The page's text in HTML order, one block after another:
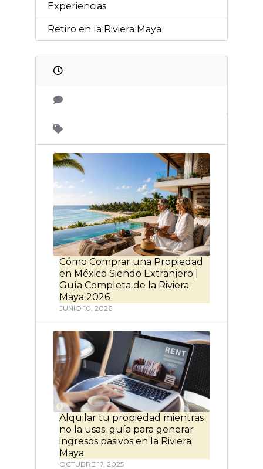
Experiencias
Retiro en la Riviera Maya
Cómo Comprar una Propiedad
en México Siendo Extranjero |
Guía Completa de la Riviera
Maya 2026
JUNIO 10, 2026
Alquilar tu propiedad mientras
no la usas: guía para generar
ingresos pasivos en la Riviera
Maya
OCTUBRE 17, 2025